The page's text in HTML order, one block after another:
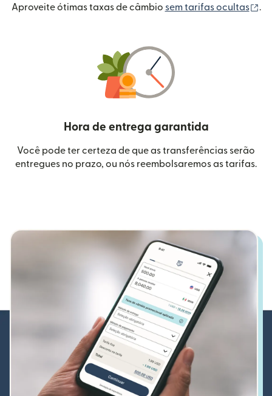
Aproveite ótimas taxas de câmbio sem tarifas ocultas .
Hora de entrega garantida
Você pode ter certeza de que as transferências serão
entregues no prazo, ou nós reembolsaremos as tarifas.